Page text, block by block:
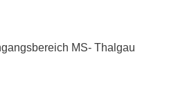
MS- Thalgau